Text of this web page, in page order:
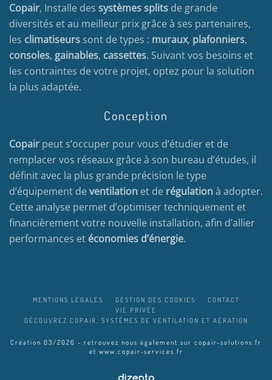
Copair, Installe des systèmes splits de grande
diversités et au meilleur prix grâce à ses partenaires,
les climatiseurs sont de types : muraux, plafonniers,
consoles, gainables, cassettes. Suivant vos besoins et
les contraintes de votre projet, optez pour la solution
la plus adaptée.
Conception
Copair peut s’occuper pour vous d’étudier et de
remplacer vos réseaux grâce à son bureau d’études, il
définit avec la plus grande précision le type
d’équipement deventilation et de régulationà adopter.
Cette analyse permet d’optimiser techniquement et
financièrement votre nouvelle installation, afin d’allier
performances et économies d’énergie.
MENTIONS LÉGALES GESTION DES COOKIES
CONTACT
VIE PRIVÉE
DÉCOUVREZ COPAIR, SYSTÈMES DE VENTILATION ET AÉRATION
Création 03/2026 - retrouvez nous également sur copair-solutions.fr
et www.copair-services.fr